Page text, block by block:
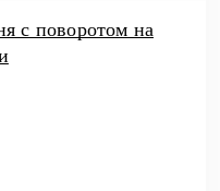
с поворотом на